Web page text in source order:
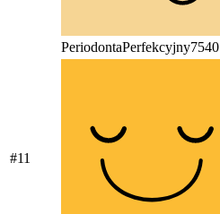
PeriodontaPerfekcyjny7540
#11